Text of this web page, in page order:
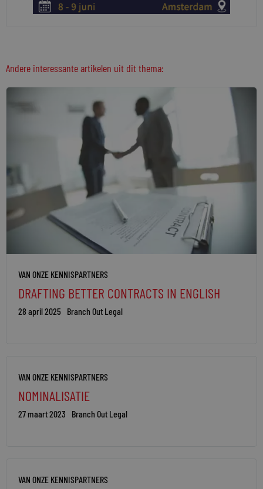
Andere interessante artikelen uit dit thema:
VAN ONZE KENNISPARTNERS
DRAFTING BETTER CONTRACTS IN ENGLISH
28 april 2025 Branch Out Legal
VAN ONZE KENNISPARTNERS
NOMINALISATIE
27 maart 2023 Branch Out Legal
VAN ONZE KENNISPARTNERS